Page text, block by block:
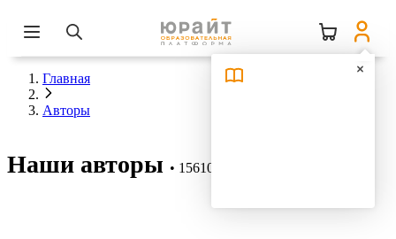
Главная
Авторы
Наши авторы 15610 авторов